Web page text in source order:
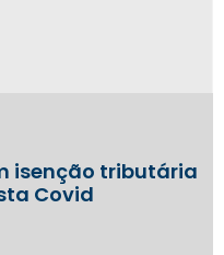
isenção tributária
Covid